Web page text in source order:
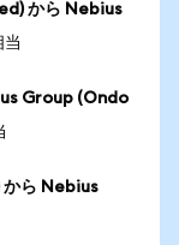
から Nebius
Group (Ondo
ら Nebius